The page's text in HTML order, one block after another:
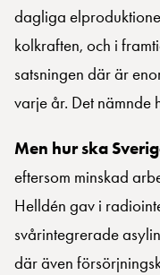
dagliga
kolkraften, och i
satsningen där är
varje år. Det nämnde
Men hur ska
eftersom minskad
Helldén gav i
svårintegrerade
där även